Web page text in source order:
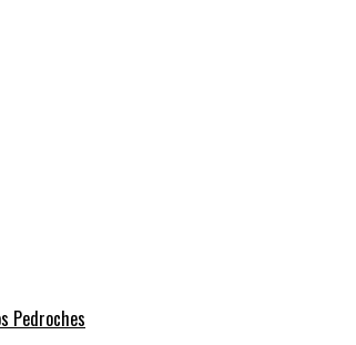
Pedroches